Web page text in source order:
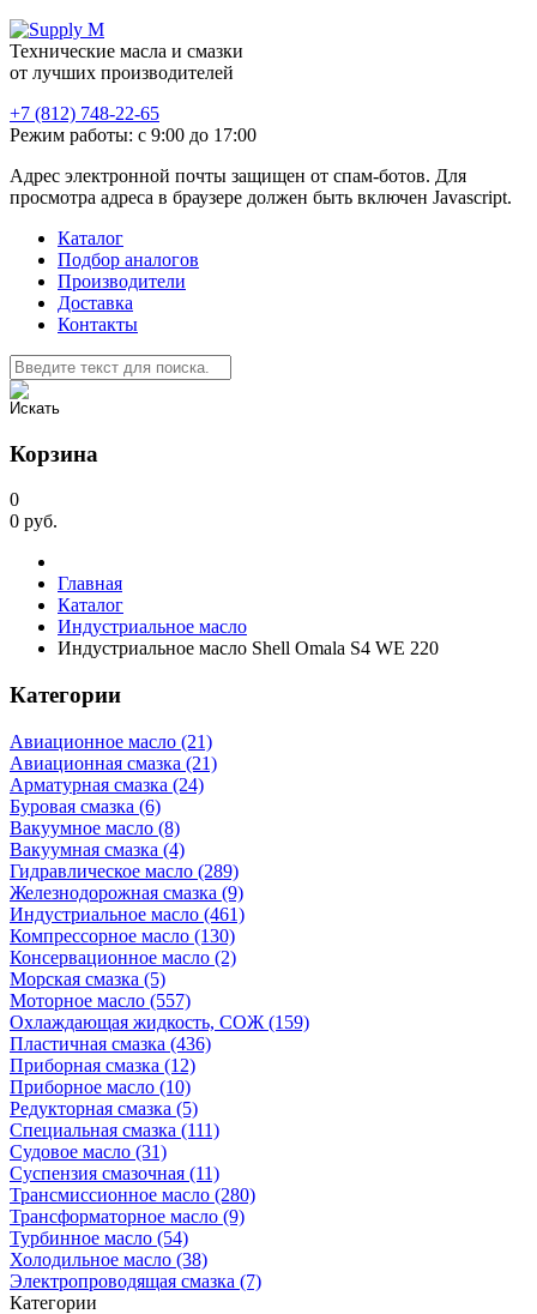
Технические масла и смазки
от лучших производителей
+7 (812) 748-22-65
Режим работы: с 9:00 до 17:00
Адрес электронной почты защищен от спам-ботов. Для
просмотра адреса в браузере должен быть включен Javascript.
Каталог
Подбор аналогов
Производители
Доставка
Контакты
Корзина
0
0 руб.
Главная
Каталог
Индустриальное масло
Индустриальное масло Shell Omala S4 WE 220
Категории
Авиационное масло (21)
Авиационная смазка (21)
Арматурная смазка (24)
Буровая смазка (6)
Вакуумное масло (8)
Вакуумная смазка (4)
Гидравлическое масло (289)
Железнодорожная смазка (9)
Индустриальное масло (461)
Компрессорное масло (130)
Консервационное масло (2)
Морская смазка (5)
Моторное масло (557)
Охлаждающая жидкость, СОЖ (159)
Пластичная смазка (436)
Приборная смазка (12)
Приборное масло (10)
Редукторная смазка (5)
Специальная смазка (111)
Судовое масло (31)
Суспензия смазочная (11)
Трансмиссионное масло (280)
Трансформаторное масло (9)
Турбинное масло (54)
Холодильное масло (38)
Электропроводящая смазка (7)
Категории